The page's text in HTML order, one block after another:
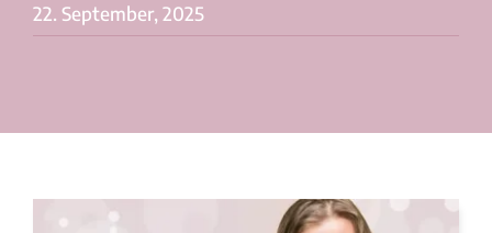
Suche
22. September, 2025